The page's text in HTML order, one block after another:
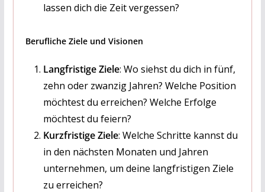
lassen dich die Zeit vergessen?
Berufliche Ziele und Visionen
Langfristige Ziele: Wo siehst du dich in fünf,
zehn oder zwanzig Jahren? Welche Position
möchtest du erreichen? Welche Erfolge
möchtest du feiern?
Kurzfristige Ziele: Welche Schritte kannst du
in den nächsten Monaten und Jahren
unternehmen, um deine langfristigen Ziele
zu erreichen?